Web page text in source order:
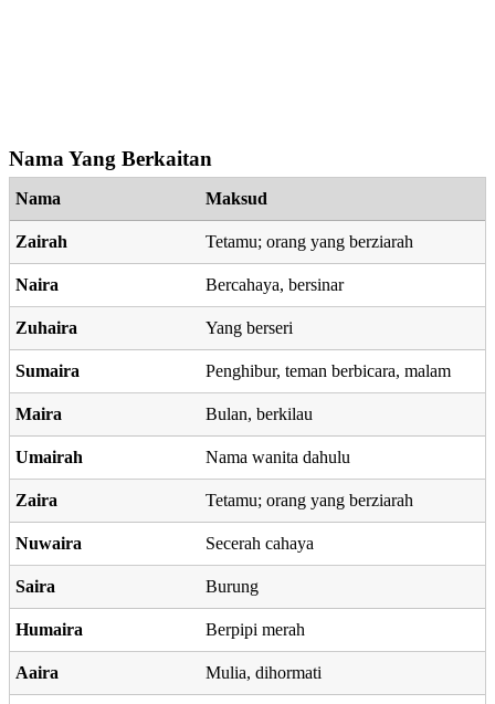
Nama Yang Berkaitan
Nama Maksud
Zairah Tetamu; orang yang berziarah
Naira Bercahaya, bersinar
Zuhaira Yang berseri
Sumaira Penghibur, teman berbicara, malam
Maira Bulan, berkilau
Umairah Nama wanita dahulu
Zaira Tetamu; orang yang berziarah
Nuwaira Secerah cahaya
Saira Burung
Humaira Berpipi merah
Aaira Mulia, dihormati